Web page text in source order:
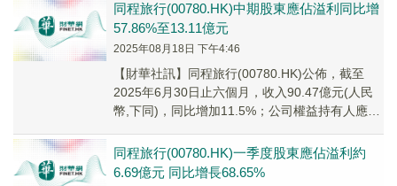
同程旅行(00780.HK)中期股東應佔溢利同比增
57.86%至13.11億元
2025年08月18日 下午4:46
【財華社訊】同程旅行(00780.HK)公佈，截至
2025年6月30日止六個月，收入90.47億元(人民
幣,下同)，同比增加11.5%；公司權益持有人應佔
同程旅行(00780.HK)一季度股東應佔溢利約
6.69億元 同比增長68.65%